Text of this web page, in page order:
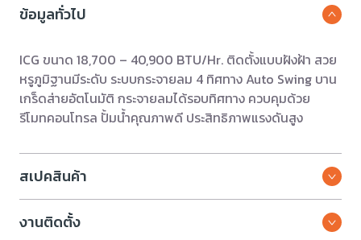
ข้อมูลทั่วไป
ICG ขนาด 18,700 – 40,900 BTU/Hr. ติดตั้งแบบฝังฝ้า สวย
หรูภูมิฐานมีระดับ ระบบกระจายลม 4 ทิศทาง Auto Swing บาน
เกร็ดส่ายอัตโนมัติ กระจายลมได้รอบทิศทาง ควบคุมด้วย
รีโมทคอนโทรล ปั้มน้ำคุณภาพดี ประสิทธิภาพแรงดันสูง
สเปคสินค้า
งานติดตั้ง